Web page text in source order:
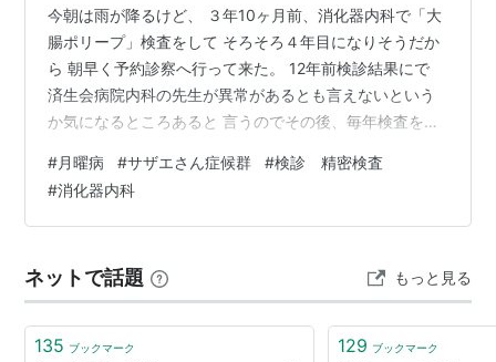
今朝は雨が降るけど、 ３年10ヶ月前、消化器内科で「大
腸ポリープ」検査をして そろそろ４年目になりそうだか
ら 朝早く予約診察へ行って来た。 12年前検診結果にで
済生会病院内科の先生が異常があるとも言えないという
か気になるところあると 言うのでその後、毎年検査をし
は3年ことになってだ。 これまでの検査結果は「陽性ポ
リープ」🤗 帰り道、雨はやんだけど....。 やる気スイッチ
がOnにならない、 月曜日に...月曜病「ブルーマンデー症
って病院で食べて… 晩ごはんは「たぬきそば」カップ
ラ…
#月曜病 #サザエさん症候群 #検診 精密検査
#消化器内科
ネットで話題 もっと見る
135 ブックマーク 129 ブックマーク